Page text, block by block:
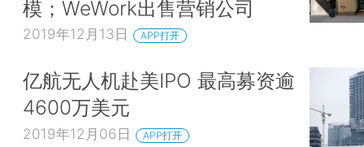
模；WeWork出售营销公司
2019年12月13日 APP打开
亿航无人机赴美IPO 最高募资逾
4600万美元
2019年12月06日 APP打开